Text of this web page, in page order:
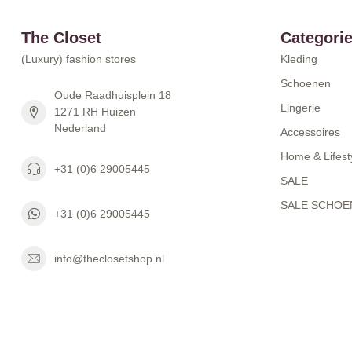
The Closet
(Luxury) fashion stores
Oude Raadhuisplein 18
1271 RH Huizen
Nederland
+31 (0)6 29005445
+31 (0)6 29005445
info@theclosetshop.nl
Kleding
Schoenen
Lingerie
Accessoires
Home &
SALE
SALE